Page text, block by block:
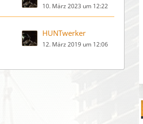
10. März 2023 um 12:22
HUNTwerker
12. März 2019 um 12:06